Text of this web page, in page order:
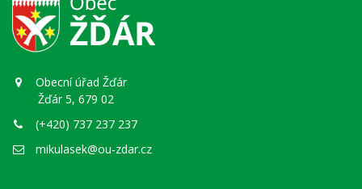
Obecní úřad Žďár
Žďár 5, 679 02
(+420) 737 237 237
mikulasek@ou-zdar.cz